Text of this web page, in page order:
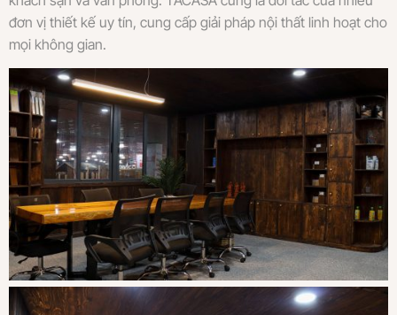
đơn vị thiết kế uy tín, cung cấp giải pháp nội thất linh hoạt cho
mọi không gian.